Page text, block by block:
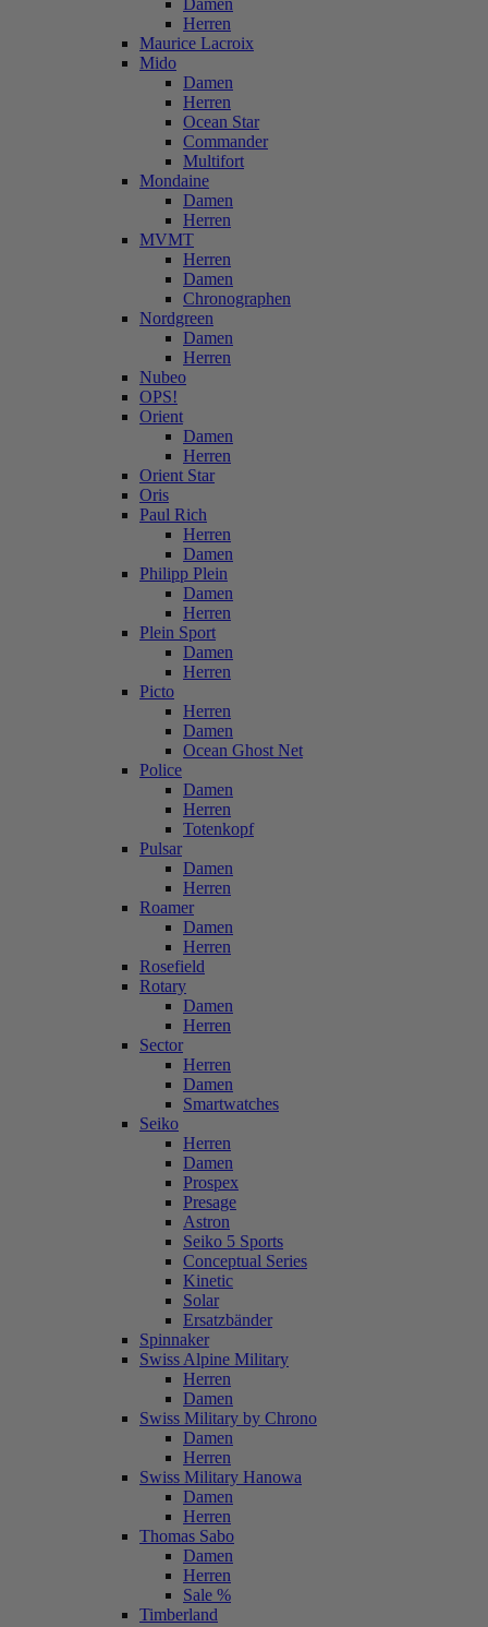
Damen
Herren
Maurice Lacroix
Mido
Damen
Herren
Ocean Star
Commander
Multifort
Mondaine
Damen
Herren
MVMT
Herren
Damen
Chronographen
Nordgreen
Damen
Herren
Nubeo
OPS!
Orient
Damen
Herren
Orient Star
Oris
Paul Rich
Herren
Damen
Philipp Plein
Damen
Herren
Plein Sport
Damen
Herren
Picto
Herren
Damen
Ocean Ghost Net
Police
Damen
Herren
Totenkopf
Pulsar
Damen
Herren
Roamer
Damen
Herren
Rosefield
Rotary
Damen
Herren
Sector
Herren
Damen
Smartwatches
Seiko
Herren
Damen
Prospex
Presage
Astron
Seiko 5 Sports
Conceptual Series
Kinetic
Solar
Ersatzbänder
Spinnaker
Swiss Alpine Military
Herren
Damen
Swiss Military by Chrono
Damen
Herren
Swiss Military Hanowa
Damen
Herren
Thomas Sabo
Damen
Herren
Sale %
Timberland